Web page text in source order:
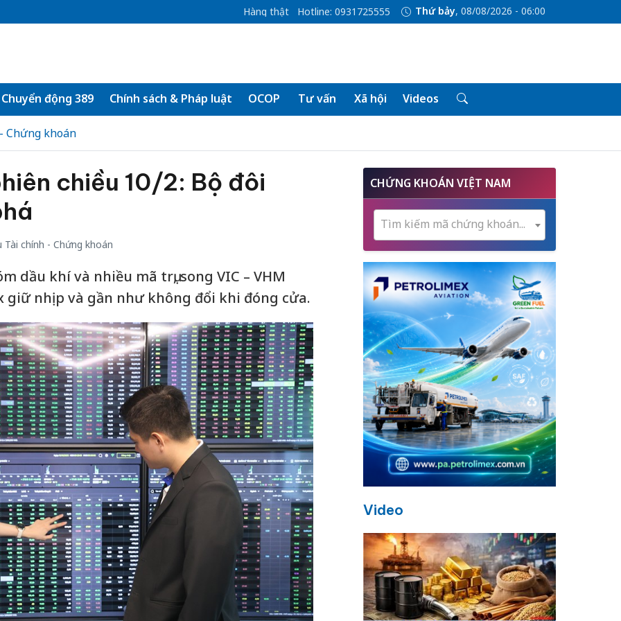
Hàng thật Hotline: 0931725555 Thứ bảy, 08/08/2026 - 06:00
Chuyển động 389 Chính sách & Pháp luật OCOP Tư vấn Xã hội Videos
Chứng khoán
chiều 10/2: Bộ đôi
Tài chính - Chứng khoán
dầu khí và nhiều mã trụ, song VIC – VHM
giữ nhịp và gần như không đổi khi đóng cửa.
CHỨNG KHOÁN VIỆT NAM
Tìm kiếm mã chứng khoán...
Video